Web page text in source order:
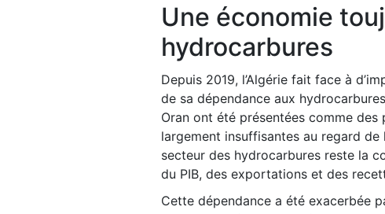
Une économie
hydrocarbures
Depuis 2019, l’Algérie fait face à
de sa dépendance aux
Oran ont été présentées comme des
largement insuffisantes au regard
secteur des hydrocarbures reste la
du PIB, des exportations et des
Cette dépendance a été exacerbée